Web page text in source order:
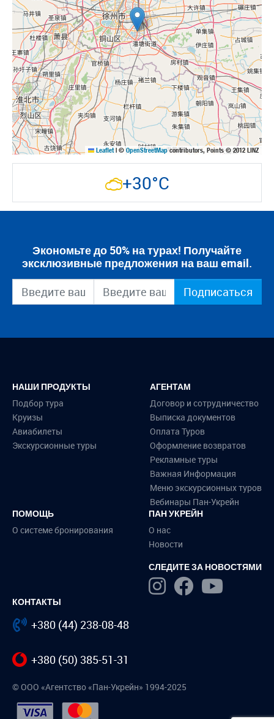
Leaflet | ©OpenStreetMapcontributors, Points © 2012 LINZ
+30°C
Экономьте до 50% на турах! Получайте
эксклюзивные предложения на ваш email.
Подписаться
НАШИ ПРОДУКТЫ
Подбор тура
Круизы
Авиабилеты
Экскурсионные туры
АГЕНТАМ
Договор и сотрудничество
Выписка документов
Оплата Туров
Оформление возвратов
Рекламные туры
Важная Информация
Меню экскурсионных туров
Вебинары Пан-Укрейн
ПОМОЩЬ
О системе бронирования
ПАН УКРЕЙН
О нас
Новости
СЛЕДИТЕ ЗА НОВОСТЯМИ
КОНТАКТЫ
+380 (44) 238-08-48
+380 (50) 385-51-31
© ООО «Агентство «Пан-Укрейн» 1994-2025